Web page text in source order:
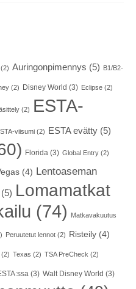
(2) Auringonpimennys (5) B1/B2-
(2) Disney World (3) Eclipse (2)
(2)
ESTA-
viisumi (2) ESTA evätty (5)
Florida (3) Global Entry (2)
(4) Lentoaseman
(5) Lomamatkat
(74) Matkavakuutus
Peruutetut lennot (2) Risteily (4)
(2) Texas (2) TSA PreCheck (2)
(3) Walt Disney World (3)